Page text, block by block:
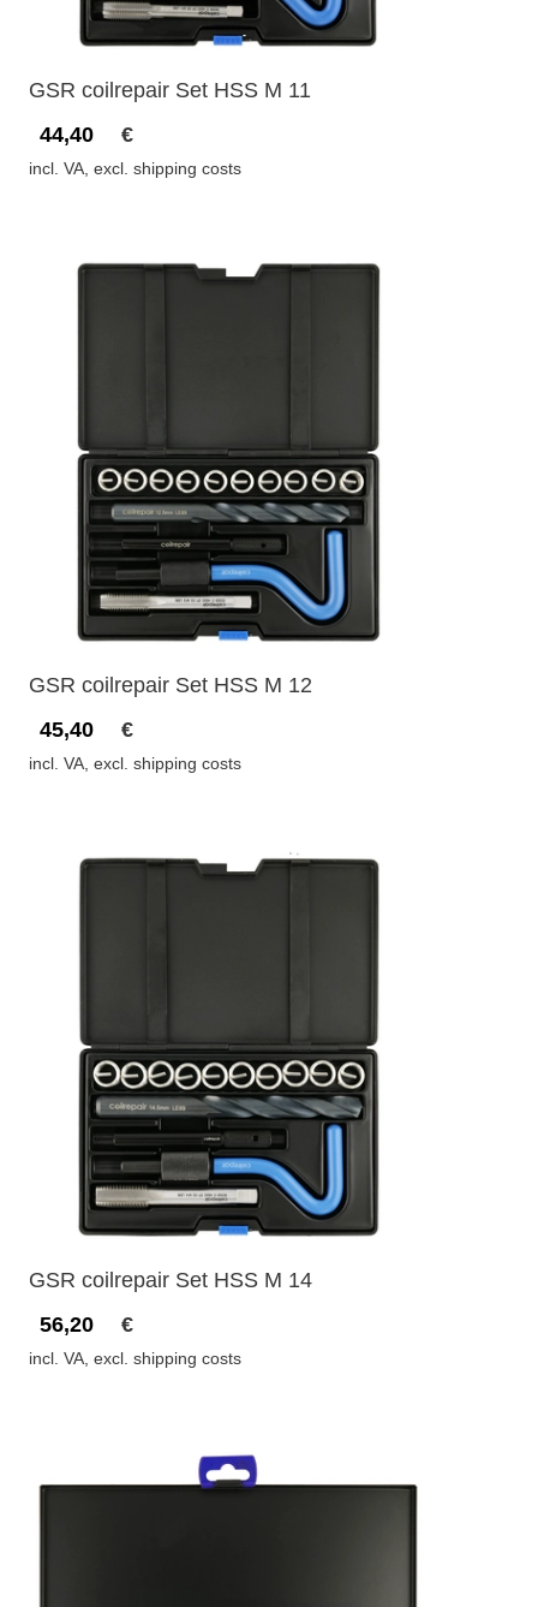
GSR coilrepair Set HSS M 11
44,40
€
incl. VA, excl. shipping costs
GSR coilrepair Set HSS M 12
45,40
€
incl. VA, excl. shipping costs
GSR coilrepair Set HSS M 14
56,20
€
incl. VA, excl. shipping costs